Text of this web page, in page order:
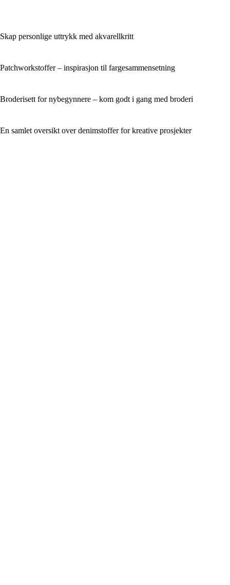
Skap personlige uttrykk med akvarellkritt
Patchworkstoffer – inspirasjon til fargesammensetning
Broderisett for nybegynnere – kom godt i gang med broderi
En samlet oversikt over denimstoffer for kreative prosjekter